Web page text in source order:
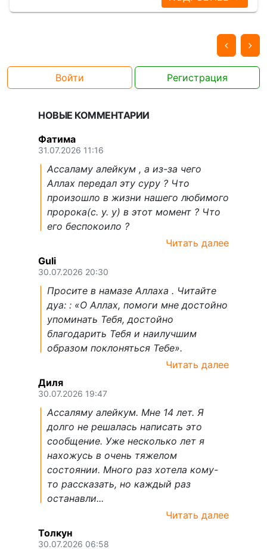
Войти Регистрация
НОВЫЕ КОММЕНТАРИИ
Фатима
31.07.2026 11:16
Ассаламу алейкум , а из-за чего
Аллах передал эту суру ? Что
произошло в жизни нашего любимого
пророка(с. у. у) в этот момент ? Что
его беспокоило ?
Читать далее
Guli
30.07.2026 20:30
Просите в намазе Аллаха . Читайте
дуа: : «О Аллах, помоги мне достойно
упоминать Тебя, достойно
благодарить Тебя и наилучшим
образом поклоняться Тебе».
Читать далее
Диля
30.07.2026 19:47
Ассаляму алейкум. Мне 14 лет. Я
долго не решалась написать это
сообщение. Уже несколько лет я
нахожусь в очень тяжелом
состоянии. Много раз хотела кому-
то рассказать, но каждый раз
останавли...
Читать далее
Толкун
30.07.2026 06:58